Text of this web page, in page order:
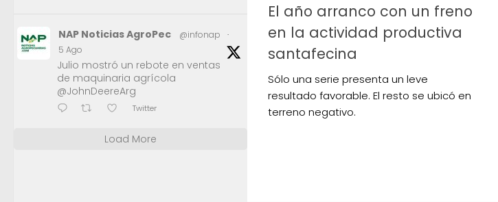
El año arranco con un freno
en la actividad productiva
santafecina
Sólo una serie presenta un leve
resultado favorable. El resto se ubicó en
terreno negativo.
NAP Noticias AgroPec @infonap
·
5 Ago
Julio mostró un rebote en ventas
de maquinaria agrícola
@JohnDeereArg
Twitter
Load More